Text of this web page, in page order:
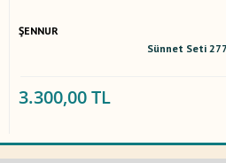
ŞENNUR
Sünnet Seti
3.300,00 TL